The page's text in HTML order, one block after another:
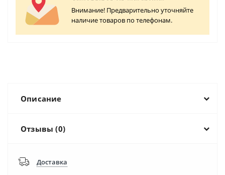
Внимание! Предварительно уточняйте
наличие товаров по телефонам.
Описание
Отзывы (0)
Доставка